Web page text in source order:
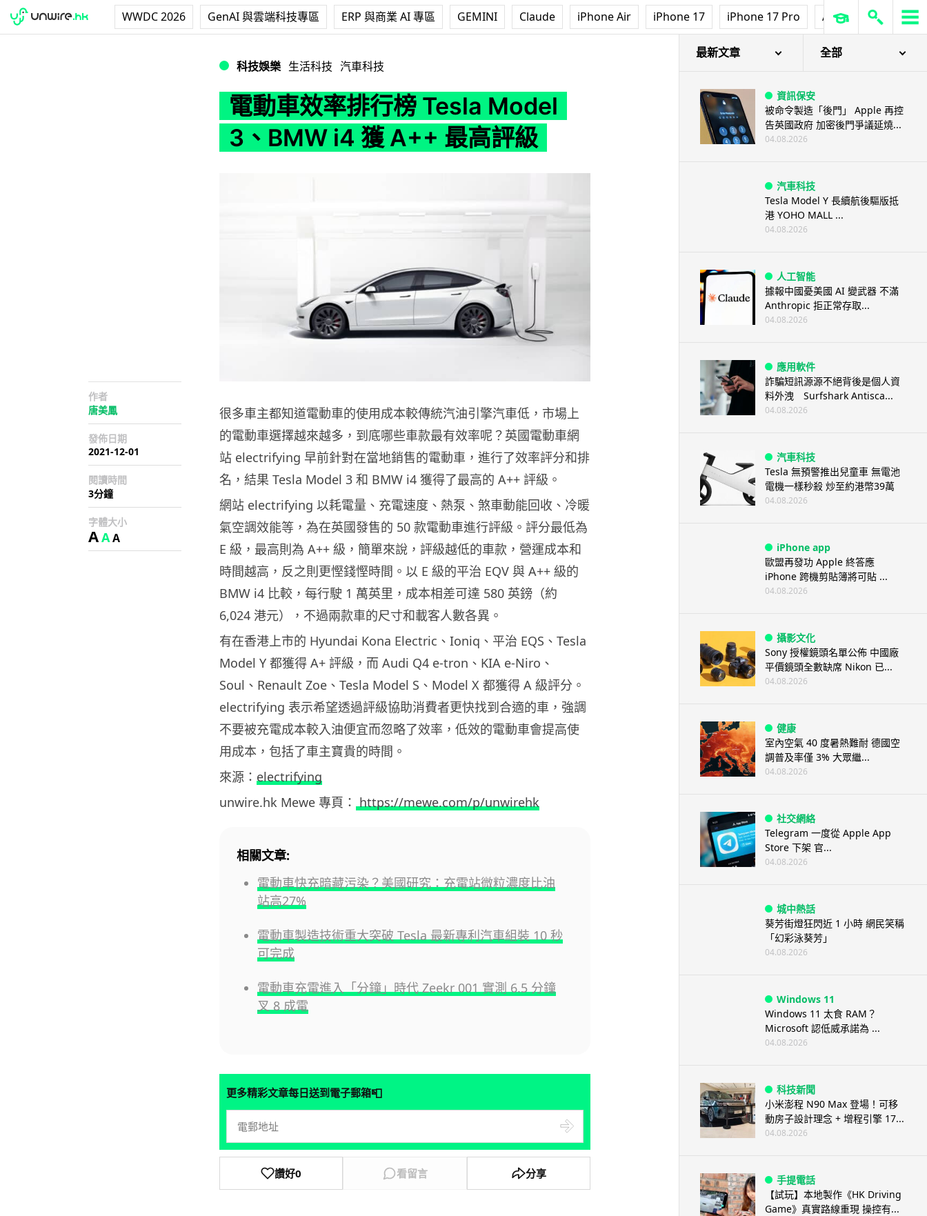
WWDC 2026 GenAI 與雲端科技專區 ERP 與商業 AI 專區 GEMINI Claude iPhone Air iPhone 17 iPhone 17 Pro AirPods Pro 3
科技娛樂 生活科技 汽車科技
電動車效率排行榜 Tesla Model
3、BMW i4 獲 A++ 最高評級
作者
唐美鳳
發佈日期
2021-12-01
閱讀時間
3分鐘
字體大小
AAA
很多車主都知道電動車的使用成本較傳統汽油引擎汽車低，市場上
的電動車選擇越來越多，到底哪些車款最有效率呢？英國電動車網
站 electrifying 早前針對在當地銷售的電動車，進行了效率評分和排
名，結果 Tesla Model 3 和 BMW i4 獲得了最高的 A++ 評級。
網站 electrifying 以耗電量、充電速度、熱泵、煞車動能回收、冷暖
氣空調效能等，為在英國發售的 50 款電動車進行評級。評分最低為
E 級，最高則為 A++ 級，簡單來說，評級越低的車款，營運成本和
時間越高，反之則更慳錢慳時間。以 E 級的平治 EQV 與 A++ 級的
BMW i4 比較，每行駛 1 萬英里，成本相差可達 580 英鎊（約
6,024 港元），不過兩款車的尺寸和載客人數各異。
有在香港上市的 Hyundai Kona Electric、Ioniq、平治 EQS、Tesla
Model Y 都獲得 A+ 評級，而 Audi Q4 e-tron、KIA e-Niro、
Soul、Renault Zoe、Tesla Model S、Model X 都獲得 A 級評分。
electrifying 表示希望透過評級協助消費者更快找到合適的車，強調
不要被充電成本較入油便宜而忽略了效率，低效的電動車會提高使
用成本，包括了車主寶貴的時間。
來源： electrifying
unwire.hk Mewe 專頁： https://mewe.com/p/unwirehk
相關文章:
電動車快充暗藏污染？美國研究：充電站微粒濃度比油
站高27%
電動車製造技術重大突破 Tesla 最新專利汽車組裝 10 秒
可完成
電動車充電進入「分鐘」時代 Zeekr 001 實測 6.5 分鐘
叉 8 成電
更多精彩文章每日送到電子郵箱📮
讚好0 看留言 分享
最新文章 全部
資訊保安
被命令製造「後門」 Apple 再控
告英國政府 加密後門爭議延燒...
04.08.2026
汽車科技
Tesla Model Y 長續航後驅版抵
港 YOHO MALL ...
04.08.2026
人工智能
據報中國憂美國 AI 變武器 不滿
Anthropic 拒正常存取...
04.08.2026
應用軟件
詐騙短訊源源不絕背後是個人資
料外洩 Surfshark Antisca...
04.08.2026
汽車科技
Tesla 無預警推出兒童車 無電池
電機一樣秒殺 炒至約港幣39萬
04.08.2026
iPhone app
歐盟再發功 Apple 終答應
iPhone 跨機剪貼簿將可貼 ...
04.08.2026
攝影文化
Sony 授權鏡頭名單公佈 中國廠
平價鏡頭全數缺席 Nikon 已...
04.08.2026
健康
室內空氣 40 度暑熱難耐 德國空
調普及率僅 3% 大眾繼...
04.08.2026
社交網絡
Telegram 一度從 Apple App
Store 下架 官...
04.08.2026
城中熱話
葵芳街燈狂閃近 1 小時 網民笑稱
「幻彩泳葵芳」
04.08.2026
Windows 11
Windows 11 太食 RAM？
Microsoft 認低威承諾為 ...
04.08.2026
科技新聞
小米澎程 N90 Max 登場！可移
動房子設計理念 + 增程引擎 17...
04.08.2026
手提電話
【試玩】本地製作《HK Driving
Game》真實路線重現 操控有...